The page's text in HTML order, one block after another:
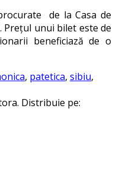
de la Casa de
Preţul unui bilet este de
beneficiază de o
, patetica, sibiu,
Distribuie pe: